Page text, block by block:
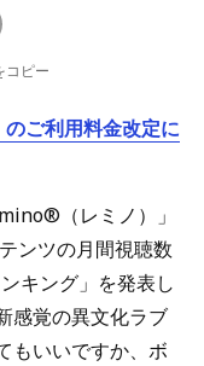
コピー
ご利用料金改定に
（レミノ）」
ンツの月間視聴数
キング」を発表し
感覚の異文化ラブ
もいいですか、ボ